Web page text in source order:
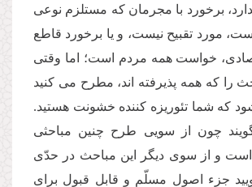
برخورد با مجرمان كه مستلزم نوعى
مورد تقبیح نیست، و یا برخورد قاطع
خواست همه مردم است؛ اما وقتى
را كه همه پذیرفته اند، مطرح مى كنید
كه شما تئوریزه كننده خشونت هستید.
چون از سویى طرح چنین مباحثى
است و از سوى دیگر این مباحث در حدّى
جزء اصول مسلّم و قابل قبول براى